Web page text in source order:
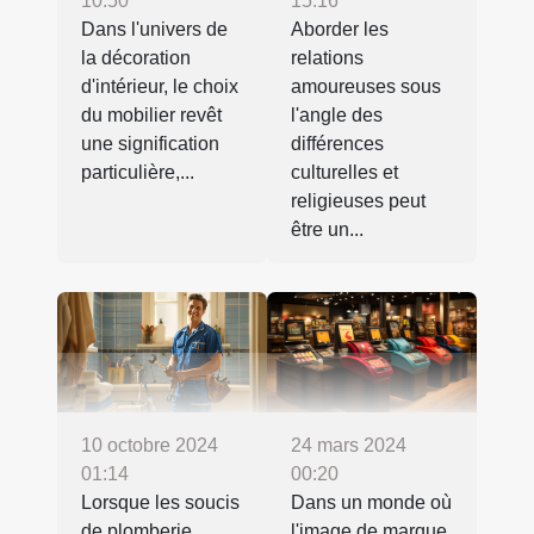
Dans l'univers de
la décoration
d'intérieur, le choix
du mobilier revêt
une signification
particulière,...
Aborder les
relations
amoureuses sous
l'angle des
différences
culturelles et
religieuses peut
être un...
10 octobre 2024
01:14
Lorsque les soucis
24 mars 2024
00:20
Dans un monde où